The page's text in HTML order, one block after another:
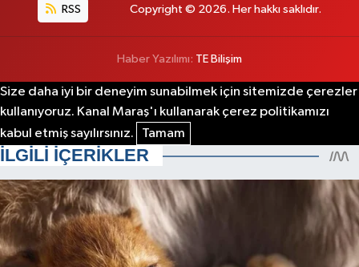
RSS Copyright © 2026. Her hakkı saklıdır.
Haber Yazılımı: TE Bilişim
Size daha iyi bir deneyim sunabilmek için sitemizde çerezler
kullanıyoruz. Kanal Maraş'ı kullanarak çerez politikamızı
kabul etmiş sayılırsınız.
Tamam